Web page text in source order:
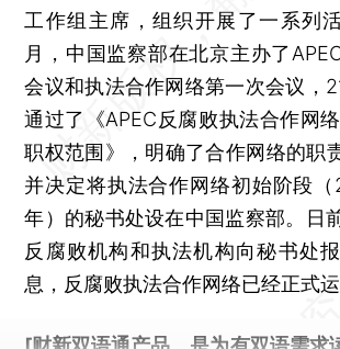
工作组主席，组织开展了一系列
月，中国监察部在北京主办了
会议和执法合作网络第一次会议，
通过了《APEC反腐败执法合作网络
职权范围》，明确了合作网络的职
并决定将执法合作网络初始阶段
年）的秘书处设在中国监察部。日
反腐败机构和执法机构向秘书处
息，反腐败执法合作网络已经正式运